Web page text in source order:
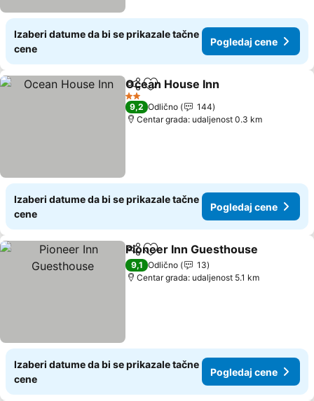
Izaberi datume da bi se prikazale tačne
cene
Pogledaj cene
Deli Dodati u favorite
Ocean House Inn
2 Zvezdice
9,2 Odlično
144
Centar grada: udaljenost 0.3 km
Izaberi datume da bi se prikazale tačne
cene
Pogledaj cene
Deli Dodati u favorite
Pioneer Inn Guesthouse
9,1 Odlično
13
Centar grada: udaljenost 5.1 km
Izaberi datume da bi se prikazale tačne
cene
Pogledaj cene